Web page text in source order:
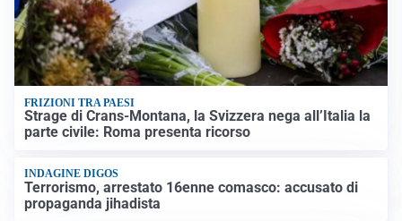
FRIZIONI TRA PAESI
Strage di Crans-Montana, la Svizzera nega all’Italia la
parte civile: Roma presenta ricorso
INDAGINE DIGOS
Terrorismo, arrestato 16enne comasco: accusato di
propaganda jihadista